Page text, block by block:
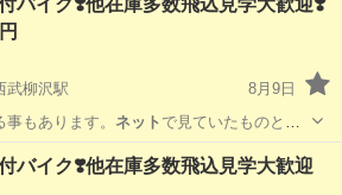
バイク❣️他在庫多数飛込見学大歓迎❣️
武柳沢駅
8月9日
もあります。 ネット で見ていたものとは
柳沢駅 ホンダ 役所
バイク❣️他在庫多数飛込見学大歓迎